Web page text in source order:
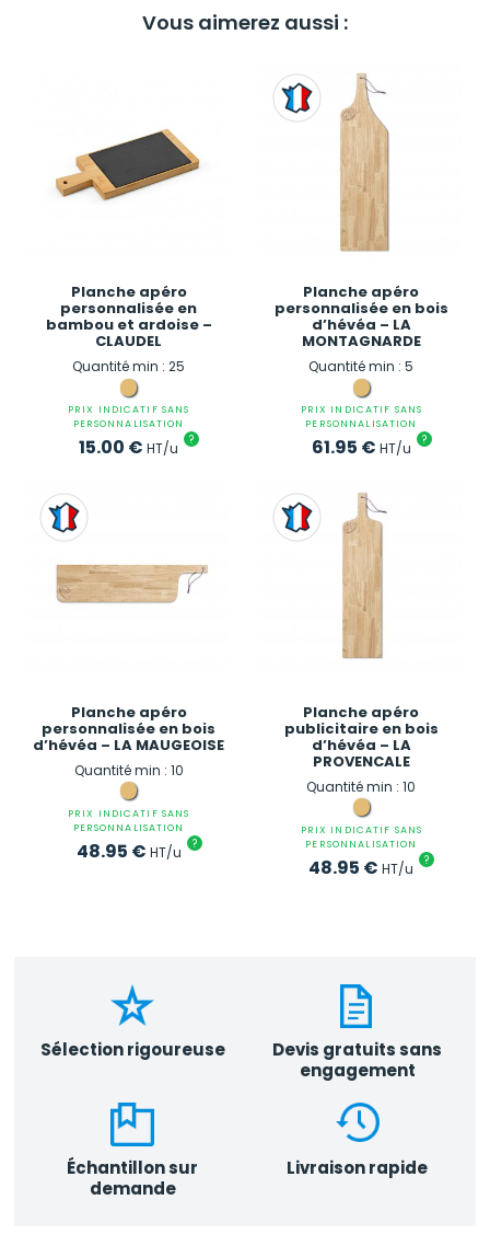
Vous aimerez aussi :
Planche apéro
personnalisée en
bambou et ardoise –
CLAUDEL
Quantité min : 25
PRIX INDICATIF SANS
PERSONNALISATION
15.00 € HT/u ?
Planche apéro
personnalisée en bois
d’hévéa – LA
MONTAGNARDE
Quantité min : 5
PRIX INDICATIF SANS
PERSONNALISATION
61.95 € HT/u ?
Planche apéro
personnalisée en bois
d’hévéa – LA MAUGEOISE
Quantité min : 10
PRIX INDICATIF SANS
PERSONNALISATION
48.95 € HT/u ?
Planche apéro
publicitaire en bois
d’hévéa – LA
PROVENCALE
Quantité min : 10
PRIX INDICATIF SANS
PERSONNALISATION
48.95 € HT/u ?
Sélection rigoureuse
Devis gratuits sans
engagement
Échantillon sur
demande
Livraison rapide